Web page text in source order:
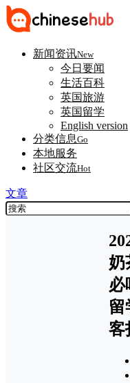
新闻资讯New
今日要闻
生活百科
英国旅游
英国留学
English version
分类信息Go
本地服务
社区交流Hot
文章
奶
必
留
客